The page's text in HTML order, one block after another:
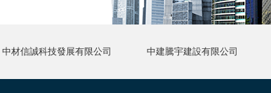
中材信誠科技發展有限公司 中建騰宇建設有限公司